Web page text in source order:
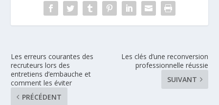
Les erreurs courantes des
recruteurs lors des
entretiens d’embauche et
comment les éviter
PRÉCÉDENT
Les clés d’une reconversion
professionnelle réussie
SUIVANT